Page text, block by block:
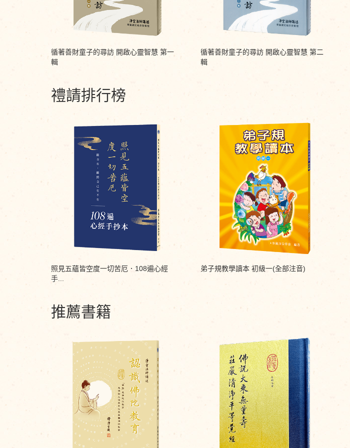
循著善財童子的尋訪 開啟心靈智慧 第一
輯
循著善財童子的尋訪 開啟心靈智慧 第二
輯
禮請排行榜
照見五蘊皆空度一切苦厄．108遍心經
手...
弟子規教學讀本 初級一(全部注音)
推薦書籍